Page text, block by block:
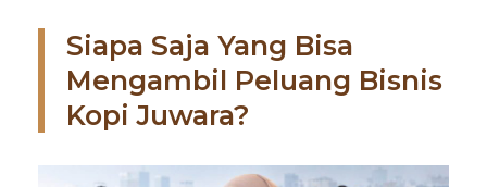
Siapa Saja Yang Bisa
Mengambil Peluang Bisnis
Kopi Juwara?